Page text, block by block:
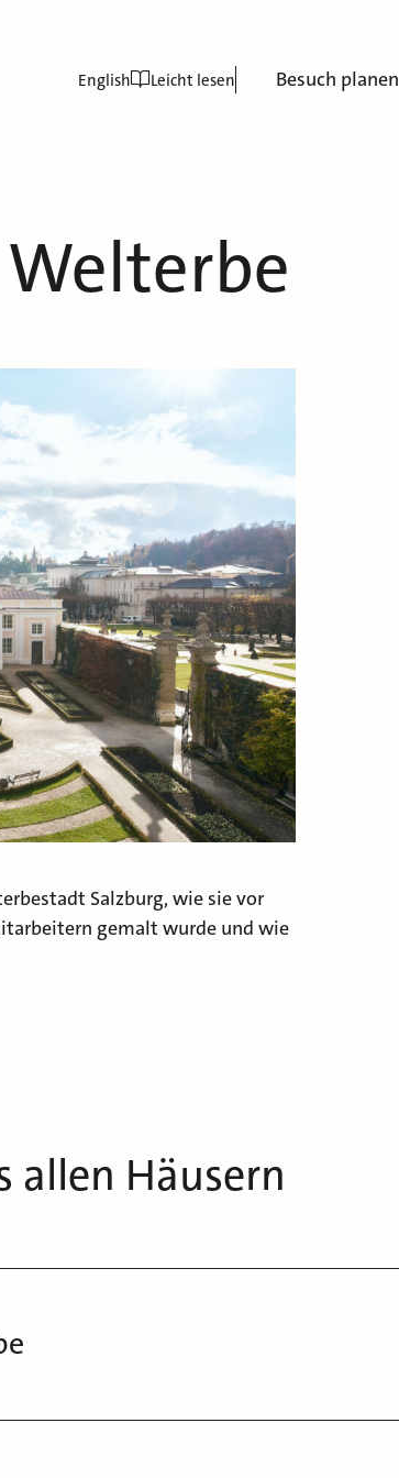
Besuch planen
English Leicht lesen
Salzburg, wie sie vor
gemalt wurde und wie
allen Häusern